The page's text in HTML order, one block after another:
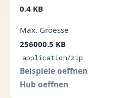
0.4 KB
Max. Groesse
256000.5 KB
application/zip
Beispiele oeffnen
Hub oeffnen